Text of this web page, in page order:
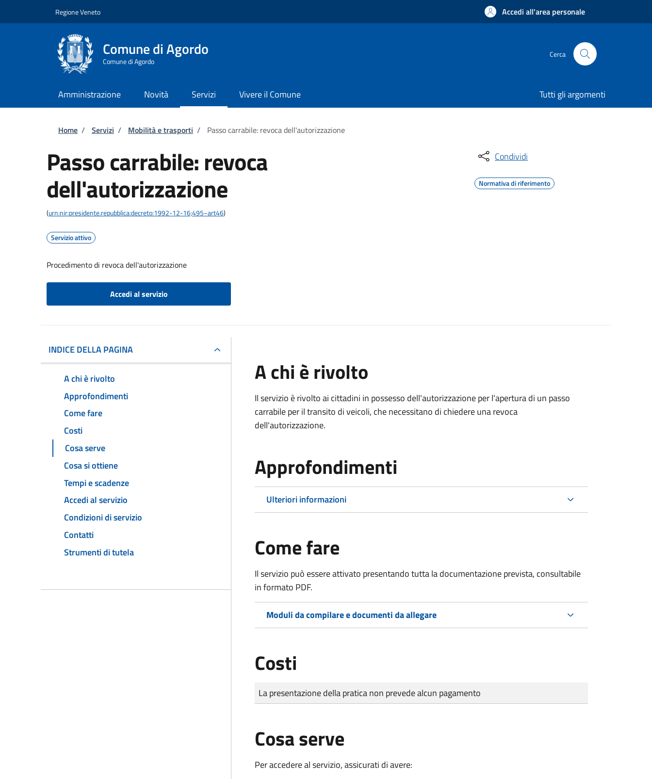
Regione Veneto Accedi all'area personale
Comune di Agordo
Comune di Agordo
Cerca
Amministrazione Novità Servizi Vivere il Comune Tutti gli argomenti
Briciole di pane
Home / Servizi / Mobilità e trasporti / Passo carrabile: revoca dell'autorizzazione
Passo carrabile: revoca
dell'autorizzazione
(urn:nir:presidente.repubblica:decreto:1992-12-16;495~art46)
Servizio attivo
Procedimento di revoca dell'autorizzazione
Accedi al servizio
Condividi
Normativa di riferimento
INDICE DELLA PAGINA
A chi è rivolto
Approfondimenti
Come fare
Costi
Cosa serve
Cosa si ottiene
Tempi e scadenze
Accedi al servizio
Condizioni di servizio
Contatti
Strumenti di tutela
A chi è rivolto
Il servizio è rivolto ai cittadini in possesso dell'autorizzazione per l'apertura di un passo
carrabile per il transito di veicoli, che necessitano di chiedere una revoca
dell'autorizzazione.
Approfondimenti
Ulteriori informazioni
Come fare
Il servizio può essere attivato presentando tutta la documentazione prevista, consultabile
in formato PDF.
Moduli da compilare e documenti da allegare
Costi
Tipo di pagamento
Importo
La presentazione della pratica non prevede alcun pagamento
Cosa serve
Per accedere al servizio, assicurati di avere: